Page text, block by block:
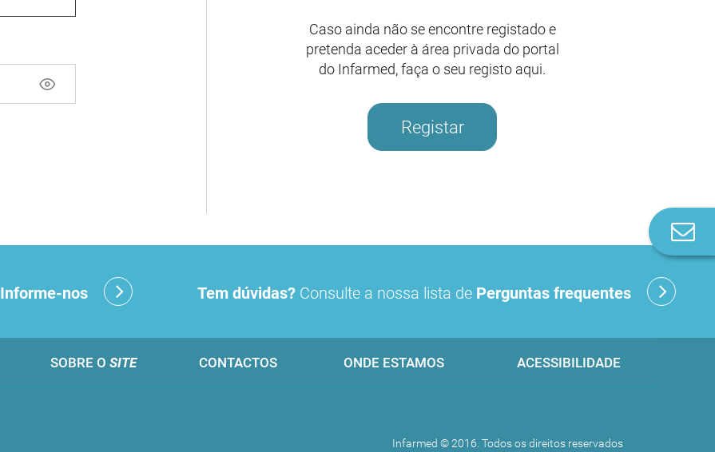
Caso ainda não se encontre registado e
pretenda aceder à área privada do portal
do Infarmed, faça o seu registo aqui.
Registar
Informe-nos Tem dúvidas? Consulte a nossa lista de Perguntas frequentes
SOBRE O SITE CONTACTOS ONDE ESTAMOS ACESSIBILIDADE
Infarmed © 2016. Todos os direitos reservados